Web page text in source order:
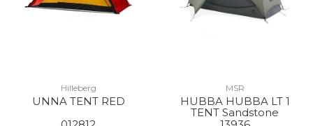
Hilleberg
UNNA TENT RED
MSR
HUBBA HUBBA LT 1
TENT Sandstone